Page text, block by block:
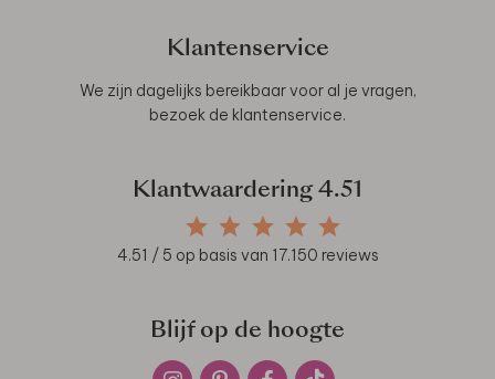
Klantenservice
We zijn dagelijks bereikbaar voor al je vragen,
bezoek de klantenservice.
Klantwaardering 4.51
4.51 / 5 op basis van 17.150 reviews
Blijf op de hoogte